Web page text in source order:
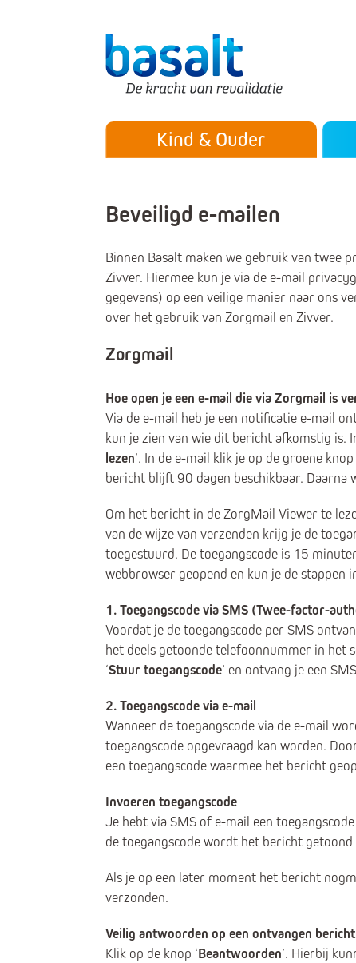
Hoofdmenu
Kind & Ouder
Beveiligd e-mailen
Binnen Basalt maken we gebruik van twee
Zivver. Hiermee kun je via de e-mail
gegevens) op een veilige manier naar ons
over het gebruik van Zorgmail en Zivver.
Zorgmail
Hoe open je een e-mail die via Zorgmail is
Via de e-mail heb je een notificatie e-mail
kun je zien van wie dit bericht afkomstig is.
lezen’. In de e-mail klik je op de groene
bericht blijft 90 dagen beschikbaar.
Om het bericht in de ZorgMail Viewer te
van de wijze van verzenden krijg je de
toegestuurd. De toegangscode is 15
webbrowser geopend en kun je de stappen
1. Toegangscode via SMS (Twee-factor-
Voordat je de toegangscode per SMS
het deels getoonde telefoonnummer in het
‘Stuur toegangscode’ en ontvang je een
2. Toegangscode via e-mail
Wanneer de toegangscode via de e-mail
toegangscode opgevraagd kan worden.
een toegangscode waarmee het bericht
Invoeren toegangscode
Je hebt via SMS of e-mail een
de toegangscode wordt het bericht
Als je op een later moment het bericht
verzonden.
Veilig antwoorden op een ontvangen bericht
Klik op de knop ‘Beantwoorden’. Hierbij